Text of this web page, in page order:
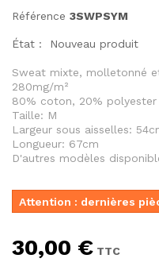
Référence 3SWPSYM
État : Nouveau produit
Sweat mixte, molletonné
280mg/m²
80% coton, 20% polyester
Taille: M
Largeur sous aisselles:
Longueur: 67cm
D'autres modèles
Attention : dernières
30,00 € TTC